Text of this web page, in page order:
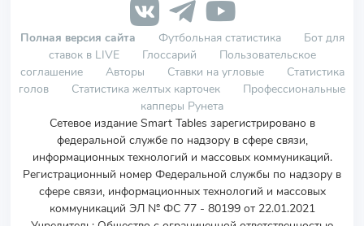
Полная версия сайта Футбольная статистика
Бот для
ставок в LIVE
Глоссарий
Пользовательское
соглашение
Авторы Ставки на угловые
Статистика
голов
Статистика желтых карточек
Профессиональные
капперы Рунета
Сетевое издание Smart Tables зарегистрировано в
федеральной службе по надзору в сфере связи,
информационных технологий и массовых коммуникаций.
Регистрационный номер Федеральной службы по надзору в
сфере связи, информационных технологий и массовых
коммуникаций ЭЛ № ФС 77 - 80199 от 22.01.2021